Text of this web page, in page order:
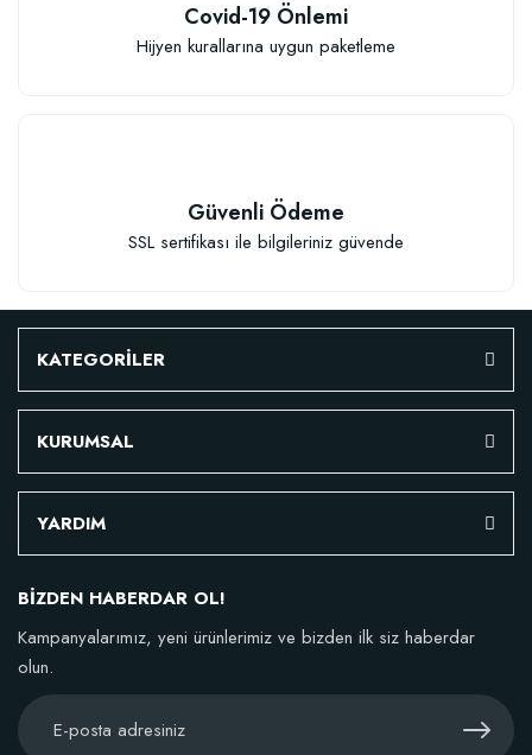
Covid-19 Önlemi
Hijyen kurallarına uygun paketleme
Güvenli Ödeme
SSL sertifikası ile bilgileriniz güvende
KATEGORİLER
KURUMSAL
YARDIM
BİZDEN HABERDAR OL!
Kampanyalarımız, yeni ürünlerimiz ve bizden ilk siz haberdar
olun.